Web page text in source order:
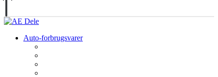
Auto-forbrugsvarer